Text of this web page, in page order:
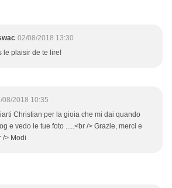
02/08/2018 13:30
le plaisir de te lire!
08/2018 10:35
Christian per la gioia che mi dai quando
e vedo le tue foto .....<br /> Grazie, merci e
/> Modi